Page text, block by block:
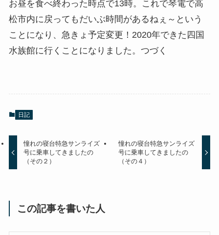
お昼を食べ終わった時点で13時。これで琴電で高
松市内に戻ってもだいぶ時間があるねぇ～という
ことになり、急きょ予定変更！2020年できた四国
水族館に行くことになりました。つづく
日記
憧れの寝台特急サンライズ
号に乗車してきましたの
（その２）
憧れの寝台特急サンライズ
号に乗車してきましたの
（その４）
この記事を書いた人